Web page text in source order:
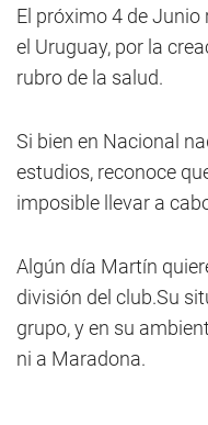
El próximo 4 de
el Uruguay, por la
rubro de la salud.
Si bien en Nacional
estudios, reconoce
imposible llevar a
Algún día Martín
división del club.Su
grupo, y en su
ni a Maradona.